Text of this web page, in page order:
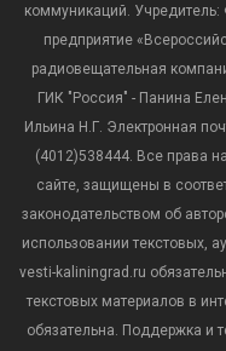
коммуникаций. Учредитель:
предприятие
радиовещательная
ГИК "Россия" - Панина
Ильина Н.Г. Электронная
(4012)538444. Все права
сайте, защищены в
законодательством об
использовании текстовых,
vesti-kaliningrad.ru
текстовых материалов в
обязательна. Поддержка и